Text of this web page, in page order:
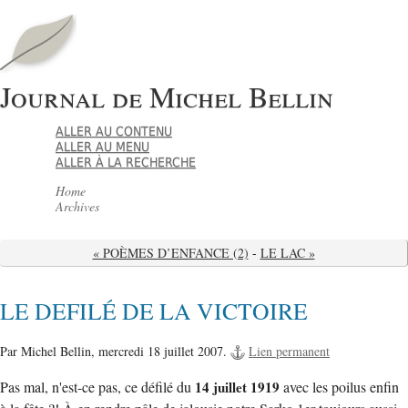
Journal de Michel Bellin
ALLER AU CONTENU
ALLER AU MENU
ALLER À LA RECHERCHE
Home
Archives
« POÈMES D’ENFANCE (2) - LE LAC »
LE DEFILÉ DE LA VICTOIRE
Par Michel Bellin, mercredi 18 juillet 2007. Lien permanent
Pas mal, n'est-ce pas, ce défilé du 14 juillet 1919 avec les poilus enfin